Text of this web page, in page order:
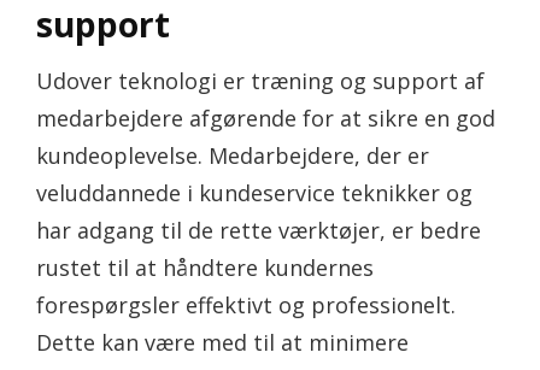
support
Udover teknologi er træning og support af
medarbejdere afgørende for at sikre en god
kundeoplevelse. Medarbejdere, der er
veluddannede i kundeservice teknikker og
har adgang til de rette værktøjer, er bedre
rustet til at håndtere kundernes
forespørgsler effektivt og professionelt.
Dette kan være med til at minimere